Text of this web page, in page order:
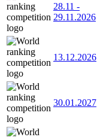
28.11 -
29.11.2026
13.12.2026
30.01.2027